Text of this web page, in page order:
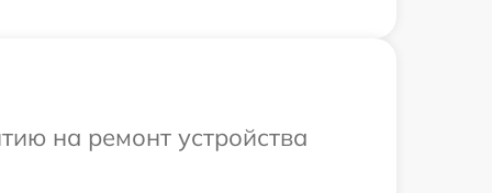
на ремонт устройства